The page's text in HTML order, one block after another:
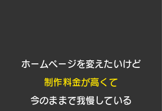
​ホームページを変えたいけど
制作料金が高くて
今のままで我慢している